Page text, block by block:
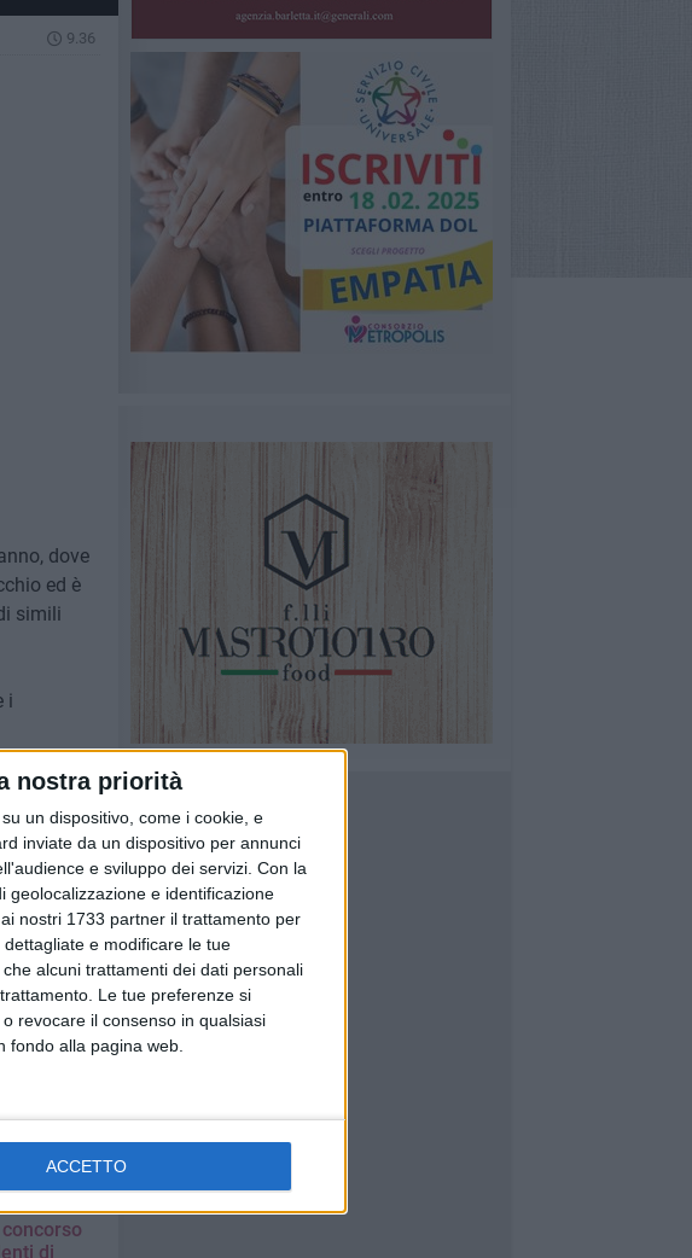
nostra priorità
un dispositivo, come i cookie, e
inviate da un dispositivo per annunci
e sviluppo dei servizi. Con la
geolocalizzazione e identificazione
nostri 1733 partner il trattamento per
e modificare le tue
alcuni trattamenti dei dati personali
Le tue preferenze si
revocare il consenso in qualsiasi
fondo alla pagina web.
ACCETTO
9.36
dove
ed è
simili
i
di
di